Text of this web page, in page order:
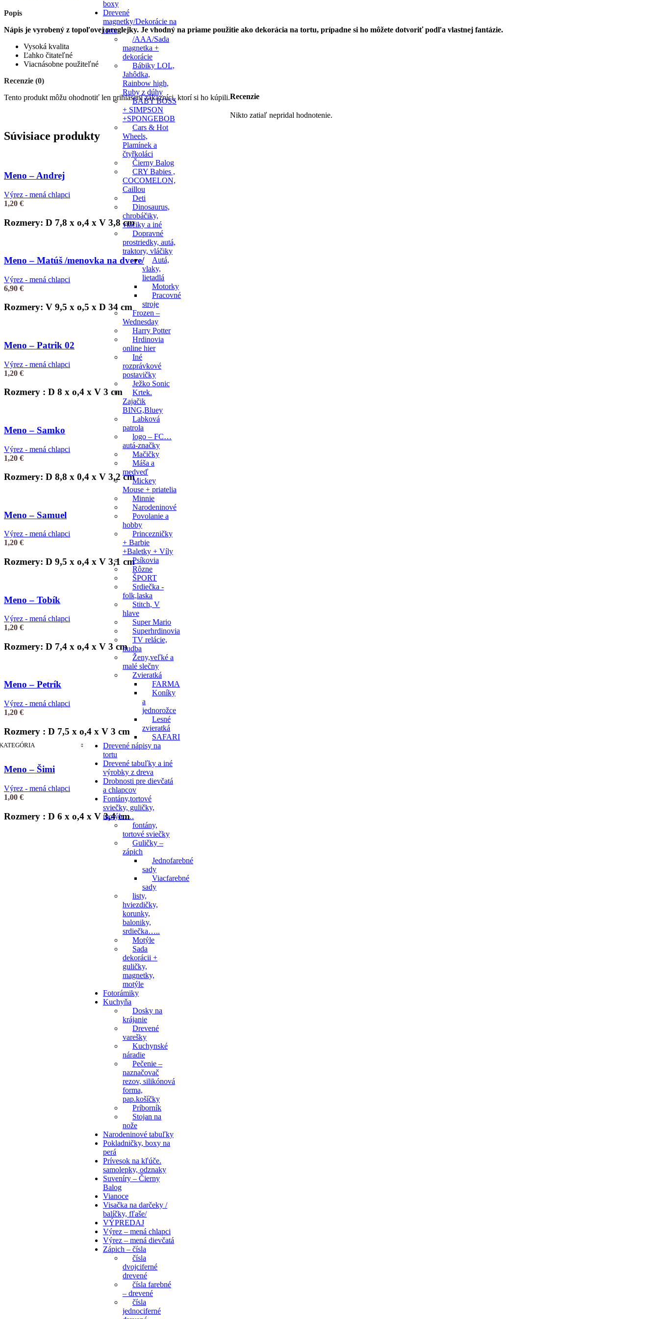
boxy
Drevené
magnetky/Dekorácie na
tortu
/AAA/Sada
magnetka +
dekorácie
Bábiky LOL,
Jahôdka,
Rainbow high,
Ruby z dúhy
BABY BOSS
+ SIMPSON
+SPONGEBOB
Cars & Hot
Wheels,
Plamínek a
čtyřkoláci
Čierny Balog
CRY Babies ,
COCOMELON,
Caillou
Deti
Dinosaurus,
chrobáčiky,
vtáčiky a iné
Dopravné
prostriedky, autá,
traktory, vláčiky
Autá,
vlaky,
lietadlá
Motorky
Pracovné
stroje
Frozen –
Wednesday
Harry Potter
Hrdinovia
online hier
Iné
rozprávkové
postavičky
Ježko Sonic
Krtek.
Zajačik
BING,Bluey
Labková
patrola
logo – FC…
autá-značky
Mačičky
Máša a
medveď
Mickey
Mouse + priatelia
Minnie
Narodeninové
Povolanie a
hobby
Princezničky
+ Barbie
+Baletky + Víly
Psíkovia
Rôzne
ŠPORT
Srdiečka -
folk,laska
Stitch, V
hlave
Super Mario
Superhrdinovia
TV relácie,
hudba
Ženy,veľké a
malé slečny
Zvieratká
FARMA
Koníky
a
jednorožce
Lesné
zvieratká
SAFARI
Drevené nápisy na
tortu
Drevené tabuľky a iné
výrobky z dreva
Drobnosti pre dievčatá
a chlapcov
Fontány,tortové
sviečky, guličky,
motýle….
fontány,
tortové sviečky
Guličky –
zápich
Jednofarebné
sady
Viacfarebné
sady
listy,
hviezdičky,
korunky,
baloniky,
srdiečka…..
Motýle
Sada
dekorácii +
guličky,
magnetky,
motýle
Fotorámiky
Kuchyňa
Dosky na
krájanie
Drevené
varešky
Kuchynské
náradie
Pečenie –
naznačovač
rezov, silikónová
forma,
pap.košíčky
Príborník
Stojan na
nože
Narodeninové tabuľky
Pokladničky, boxy na
perá
Prívesok na kľúče.
samolepky, odznaky
Suveníry – Čierny
Balog
Vianoce
Visačka na darčeky /
balíčky, fľaše/
VÝPREDAJ
Výrez – mená chlapci
Výrez – mená dievčatá
Zápich – čísla
čísla
dvojciferné
drevené
čísla farebné
– drevené
čísla
jednociferné
Popis
Nápis je vyrobený z topoľovej preglejky. Je vhodný na priame použitie ako dekorácia na tortu, prípadne si ho môžete dotvoriť podľa vlastnej fantázie.
Vysoká kvalita
Ľahko čitateľné
Viacnásobne použiteľné
Recenzie (0)
Recenzie
Nikto zatiaľ nepridal hodnotenie.
Tento produkt môžu ohodnotiť len prihlásení zákazníci, ktorí si ho kúpili.
Súvisiace produkty
Meno – Andrej
Výrez - mená chlapci
1,20 €
Rozmery: D 7,8 x o,4 x V 3,8 cm
Meno – Matúš /menovka na dvere/
Výrez - mená chlapci
6,90 €
Rozmery: V 9,5 x o,5 x D 34 cm
Meno – Patrik 02
Výrez - mená chlapci
1,20 €
Rozmery : D 8 x o,4 x V 3 cm
Meno – Samko
Výrez - mená chlapci
1,20 €
Rozmery: D 8,8 x 0,4 x V 3,2 cm
Meno – Samuel
Výrez - mená chlapci
1,20 €
Rozmery: D 9,5 x o,4 x V 3,1 cm
Meno – Tobík
Výrez - mená chlapci
1,20 €
Rozmery: D 7,4 x o,4 x V 3 cm
Meno – Petrík
Výrez - mená chlapci
1,20 €
Rozmery : D 7,5 x o,4 x V 3 cm
Meno – Šimi
Výrez - mená chlapci
1,00 €
Rozmery : D 6 x o,4 x V 3,4 cm